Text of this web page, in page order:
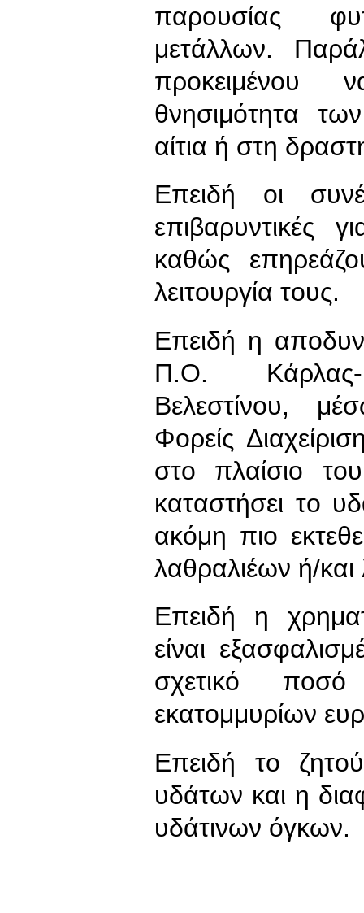
παρουσίας
μετάλλων.
προκειμένου
θνησιμότητα
αίτια ή στη
Επειδή οι
επιβαρυντικές
καθώς
λειτουργία τους.
Επειδή η
Π.Ο. Κάρλας-
Βελεστίνου,
Φορείς
στο πλαίσιο
καταστήσει το
ακόμη πιο
λαθραλιέων ή/
Επειδή η
είναι
σχετικό
εκατομμυρίων
Επειδή το
υδάτων και η
υδάτινων όγκων.